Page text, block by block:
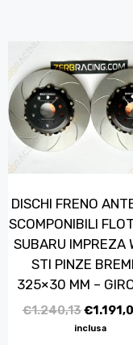
DISCHI FRENO
SCOMPONIBILI
SUBARU IMPREZA
STI PINZE
325×30 MM –
€1.240,13€
inclusa